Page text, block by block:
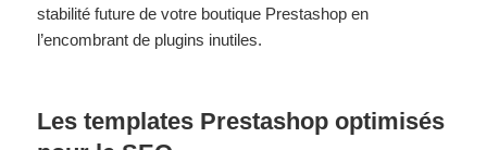
stabilité future de votre boutique Prestashop en
l’encombrant de plugins inutiles.
Les templates Prestashop optimisés